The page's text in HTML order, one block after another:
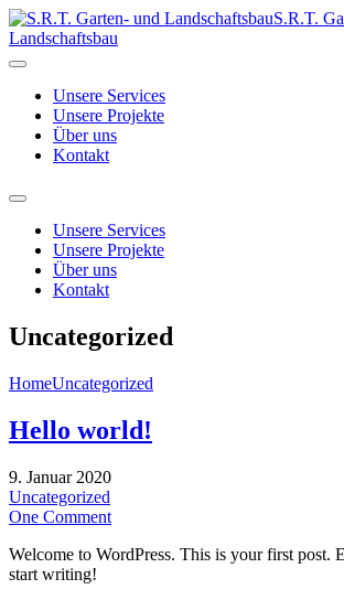
S.R.T.
Landschaftsbau
Unsere Services
Unsere Projekte
Über uns
Kontakt
Unsere Services
Unsere Projekte
Über uns
Kontakt
Uncategorized
HomeUncategorized
Hello world!
9. Januar 2020
Uncategorized
One Comment
Welcome to WordPress. This is your first post.
start writing!